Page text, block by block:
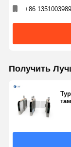
+86
Получить